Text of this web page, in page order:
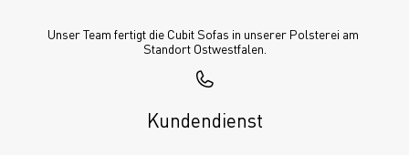
Unser Team fertigt die Cubit Sofas in unserer Polsterei am
Standort Ostwestfalen.
Kundendienst